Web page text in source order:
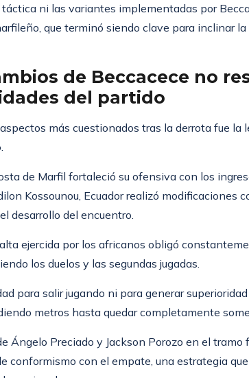
ni las variantes implementadas por
que terminó siendo clave para inclinar la
de Beccacece no
del partido
más cuestionados tras la derrota fue la
de Marfil fortaleció su ofensiva con los
Kossounou, Ecuador realizó modificaciones
desarrollo del encuentro.
ejercida por los africanos obligó
los duelos y las segundas jugadas.
para salir jugando ni para generar superioridad
metros hasta quedar completamente
Ángelo Preciado y Jackson Porozo en el